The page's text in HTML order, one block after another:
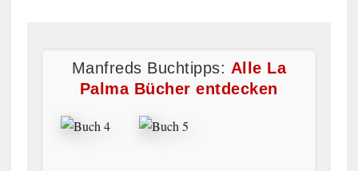
Manfreds Buchtipps: Alle La
Palma Bücher entdecken